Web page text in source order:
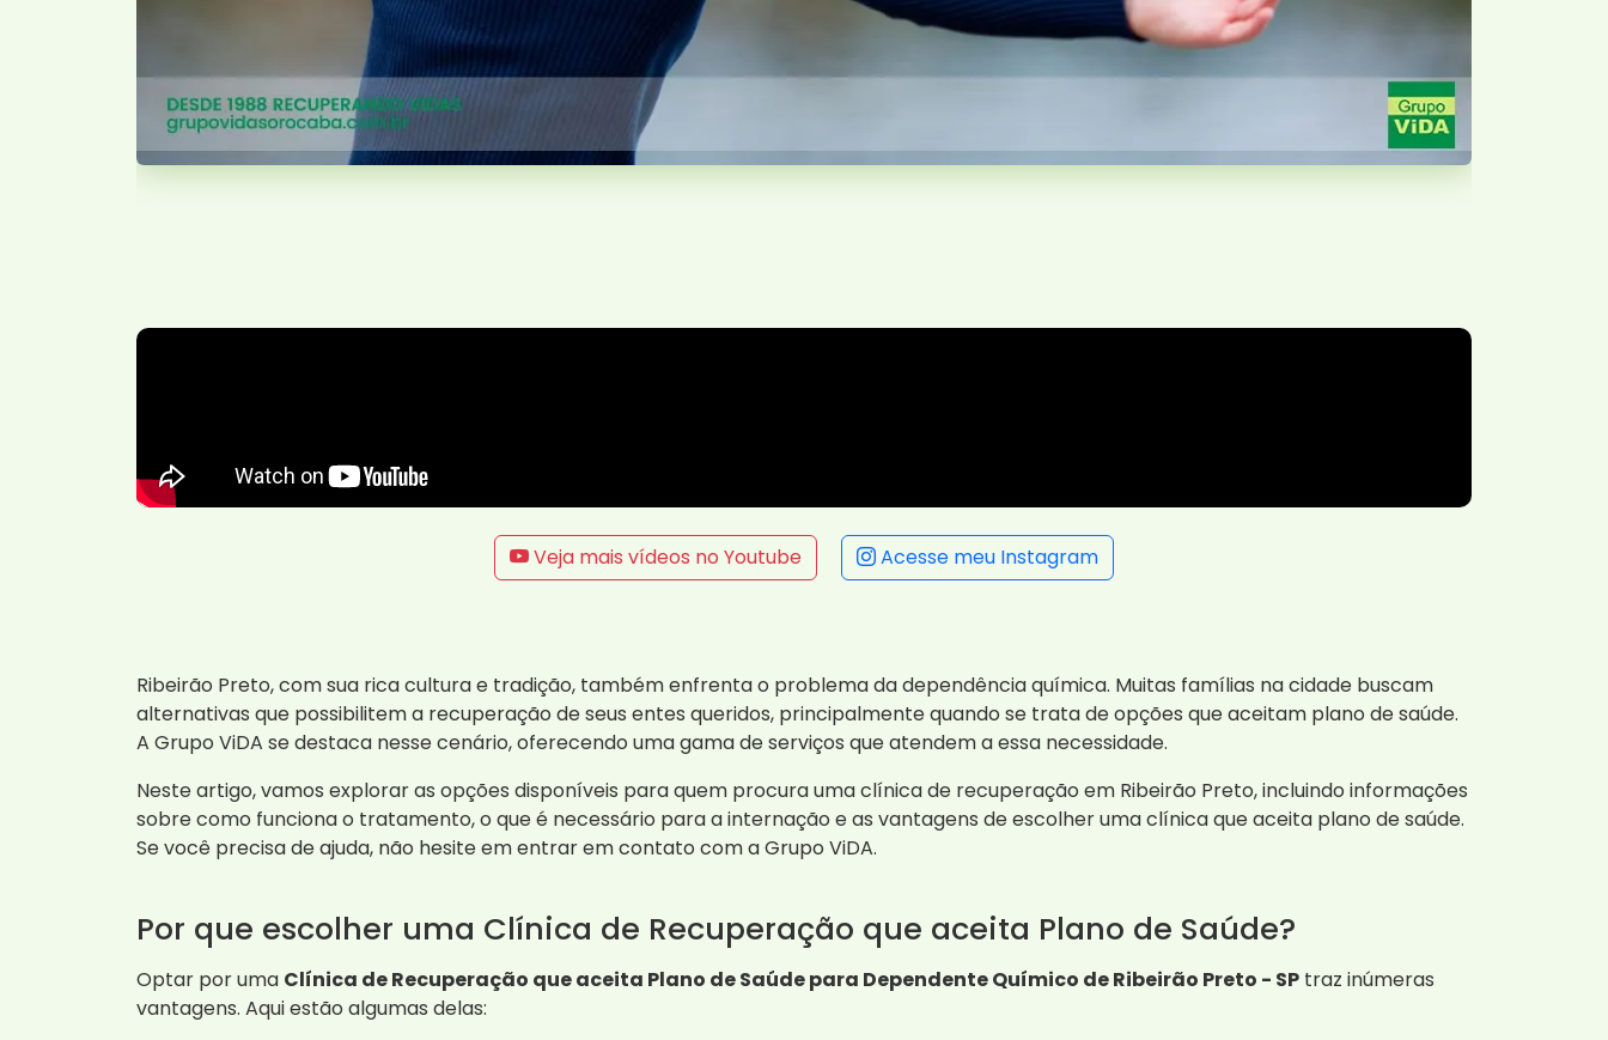
Veja mais vídeos no Youtube Acesse meu Instagram
Ribeirão Preto, com sua rica cultura e tradição, também enfrenta o problema da dependência química. Muitas famílias na cidade buscam
alternativas que possibilitem a recuperação de seus entes queridos, principalmente quando se trata de opções que aceitam plano de saúde.
A Grupo ViDA se destaca nesse cenário, oferecendo uma gama de serviços que atendem a essa necessidade.
Neste artigo, vamos explorar as opções disponíveis para quem procura uma clínica de recuperação em Ribeirão Preto, incluindo informações
sobre como funciona o tratamento, o que é necessário para a internação e as vantagens de escolher uma clínica que aceita plano de saúde.
Se você precisa de ajuda, não hesite em entrar em contato com a Grupo ViDA.
Por que escolher uma Clínica de Recuperação que aceita Plano de Saúde?
Optar por uma Clínica de Recuperação que aceita Plano de Saúde para Dependente Químico de Ribeirão Preto - SP traz inúmeras
vantagens. Aqui estão algumas delas: